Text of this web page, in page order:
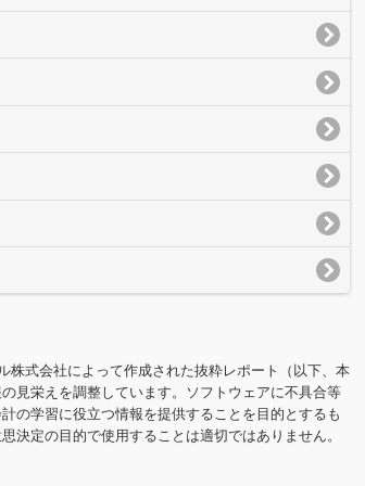
株式会社によって作成された抜粋レポート（以下、本
見栄えを調整しています。ソフトウェアに不具合等
の学習に役立つ情報を提供することを目的とするも
決定の目的で使用することは適切ではありません。